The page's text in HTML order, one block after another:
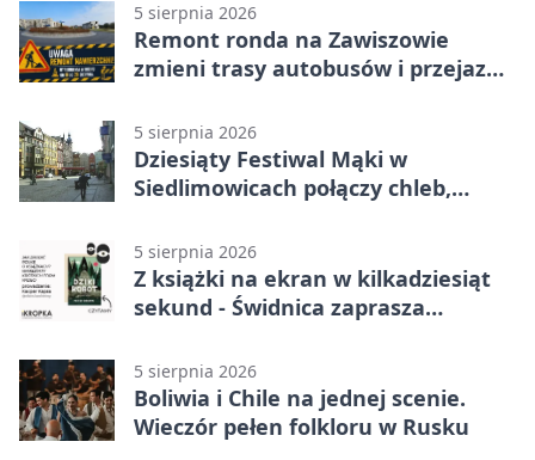
5 sierpnia 2026
Remont ronda na Zawiszowie
zmieni trasy autobusów i przejazd
5 sierpnia 2026
Dziesiąty Festiwal Mąki w
Siedlimowicach połączy chleb,
5 sierpnia 2026
Z książki na ekran w kilkadziesiąt
sekund - Świdnica zaprasza
5 sierpnia 2026
Boliwia i Chile na jednej scenie.
Wieczór pełen folkloru w Rusku